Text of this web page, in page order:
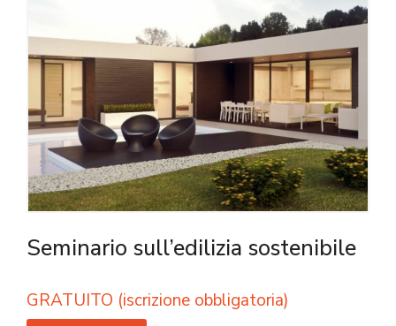
Seminario sull’edilizia sostenibile
GRATUITO (iscrizione obbligatoria)